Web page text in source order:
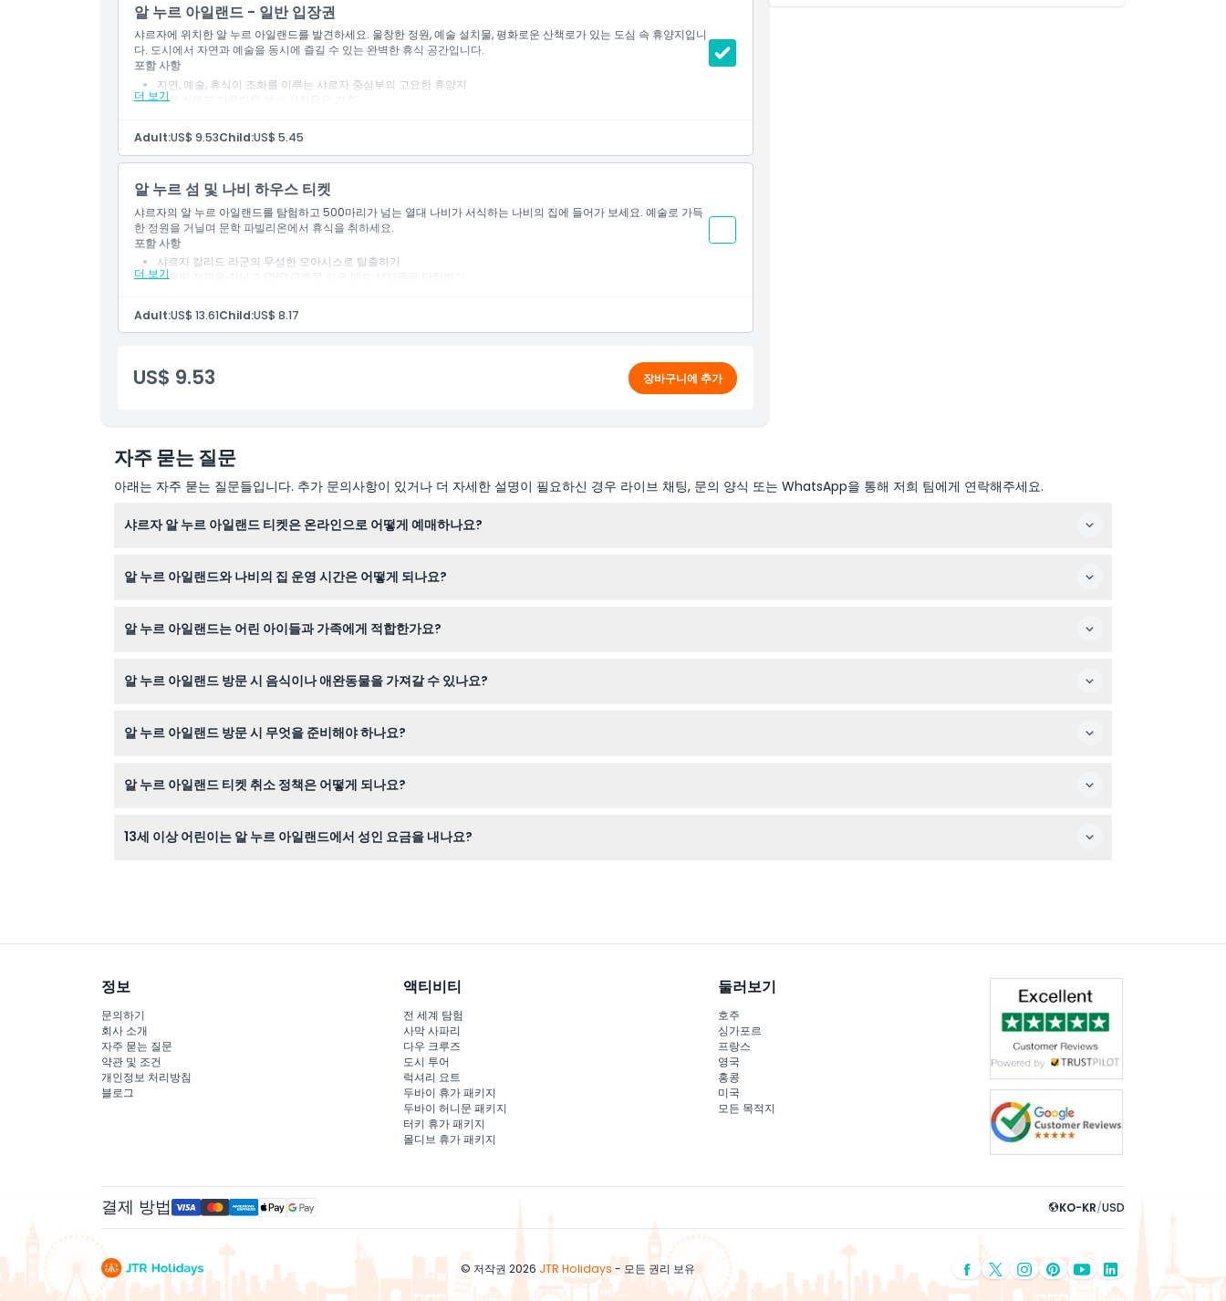
운영 시간
알아야 할 사항
교환 방법
취소 정책
알 누르 아일랜드 - 일반 입장권
샤르자에 위치한 알 누르 아일랜드를 발견하세요. 울창한 정원, 예술 설치물, 평화로운 산책로가 있는 도심 속 휴양지입니
다. 도시에서 자연과 예술을 동시에 즐길 수 있는 완벽한 휴식 공간입니다.
더 보기
포함 사항
자연, 예술, 휴식이 조화를 이루는 샤르자 중심부의 고요한 휴양지
푸른 정원과 아름다운 예술 설치물을 갖춤
아랍에미리트 자연 애호가와 예술 애호가에게 이상적
Adult:US$ 9.53Child:US$ 5.45
알 누르 섬 및 나비 하우스 티켓
샤르자의 알 누르 아일랜드를 탐험하고 500마리가 넘는 열대 나비가 서식하는 나비의 집에 들어가 보세요. 예술로 가득
한 정원을 거닐며 문학 파빌리온에서 휴식을 취하세요.
더 보기
포함 사항
샤르자 칼리드 라군의 무성한 오아시스로 탈출하기
조경된 정원을 거닐고 OVO 구조물 같은 예술 설치물을 탐험하기
기후 조절 서식지에 500종 이상의 나비가 서식하는 나비의 집에 입장하기 (에메랄드 스왤로우테일, 말라카이트, 테
일드 제이 포함)
Adult:US$ 13.61Child:US$ 8.17
US$ 9.53 장바구니에 추가
자주 묻는 질문
아래는 자주 묻는 질문들입니다. 추가 문의사항이 있거나 더 자세한 설명이 필요하신 경우 라이브 채팅, 문의 양식 또는 WhatsApp을 통해 저희 팀에게 연락해주세요.
샤르자 알 누르 아일랜드 티켓은 온라인으로 어떻게 예매하나요?
알 누르 아일랜드와 나비의 집 운영 시간은 어떻게 되나요?
동 가능성 있으니 예약 시 확인 바랍니다).
알 누르 아일랜드는 어린 아이들과 가족에게 적합한가요?
공합니다.
알 누르 아일랜드 방문 시 음식이나 애완동물을 가져갈 수 있나요?
알 누르 아일랜드 방문 시 무엇을 준비해야 하나요?
알 누르 아일랜드 티켓 취소 정책은 어떻게 되나요?
13세 이상 어린이는 알 누르 아일랜드에서 성인 요금을 내나요?
정보
문의하기
회사 소개
자주 묻는 질문
약관 및 조건
개인정보 처리방침
블로그
액티비티
전 세계 탐험
사막 사파리
다우 크루즈
도시 투어
럭셔리 요트
두바이 휴가 패키지
두바이 허니문 패키지
터키 휴가 패키지
몰디브 휴가 패키지
둘러보기
호주
싱가포르
프랑스
영국
홍콩
미국
모든 목적지
결제 방법 KO-KR/USD
© 저작권 2026 JTR Holidays - 모든 권리 보유